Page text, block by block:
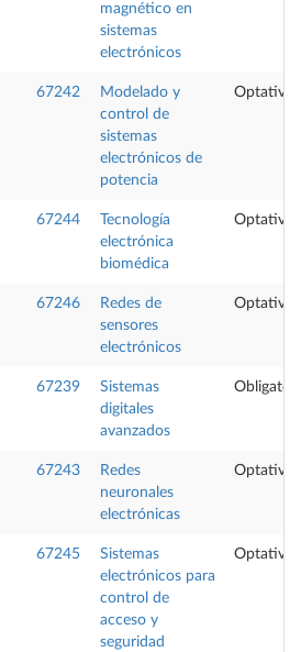
magnético en
sistemas
electrónicos
67242
Modelado y
control de
sistemas
electrónicos de
potencia
Optativa
67244
Tecnología
electrónica
biomédica
Optativa
67246
Redes de
sensores
electrónicos
Optativa
67239
Sistemas
digitales
avanzados
67243
Redes
neuronales
electrónicas
Optativa
67245
Sistemas
electrónicos para
control de
acceso y
seguridad
Optativa